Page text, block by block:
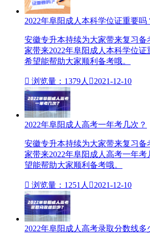
2022年阜阳成人本科学位证重要吗
安徽专升本持续为大家带来复习备
家带来2022年阜阳成人本科学位证
希望能帮助大家顺利备考哦。
 浏览量：1379人 2021-12-10
2022年阜阳成人高考一年考几次？
安徽专升本持续为大家带来复习备
家带来2022年阜阳成人高考一年
望能帮助大家顺利备考哦。
 浏览量：1251人 2021-12-10
2022年阜阳成人高考录取分数线多